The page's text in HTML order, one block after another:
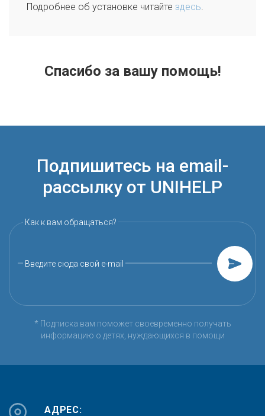
Подробнее об установке читайте здесь.
Спасибо за вашу помощь!
Подпишитесь на email-
рассылку от UNIHELP
Как к вам обращаться?
Введите сюда свой e-mail
* Подписка вам поможет своевременно получать
информацию о детях, нуждающихся в помощи
АДРЕС: